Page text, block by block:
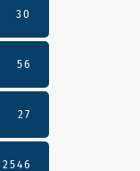
30
56
27
2546